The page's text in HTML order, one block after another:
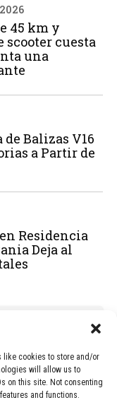
like cookies to store and/or
will allow us to
on this site. Not consenting
and functions.
45 km y
scooter cuesta
una
de Balizas V16
a Partir de
Residencia
Deja al